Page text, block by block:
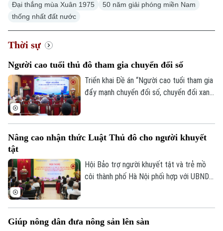
Theo dõi Hà Nội On
Đại thắng mùa Xuân 1975
50 năm giải phóng miền Nam
thống nhất đất nước
Thời sự
Người cao tuổi thủ đô tham gia chuyển đổi số
Triển khai Đề án “Người cao tuổi tham gia
đẩy mạnh chuyển đổi số, chuyển đổi xanh,
hội viên người cao tuổi trên địa bàn một
Nâng cao nhận thức Luật Thủ đô cho người khuyết
tật
Hội Bảo trợ người khuyết tật và trẻ mồ
côi thành phố Hà Nội phối hợp với UBND
cho cán bộ và người khuyết tật trên địa
Giúp nông dân đưa nông sản lên sàn